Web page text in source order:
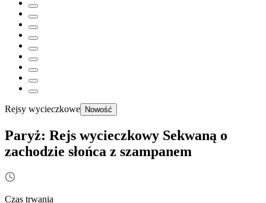
Rejsy wycieczkowe Nowość
Paryż: Rejs wycieczkowy Sekwaną o
zachodzie słońca z szampanem
Czas trwania